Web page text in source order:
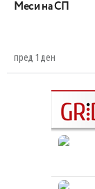
Меси на СП
пред 1 ден